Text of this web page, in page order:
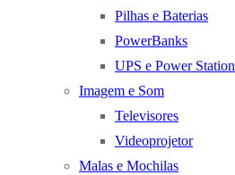
Pilhas e Baterias
PowerBanks
UPS e Power Station
Imagem e Som
Televisores
Videoprojetor
Malas e Mochilas